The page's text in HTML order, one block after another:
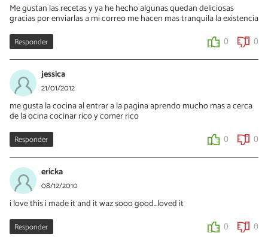
Me gustan las recetas y ya he hecho algunas quedan deliciosas
gracias por enviarlas a mi correo me hacen mas tranquila la existencia
Responder 0 0
jessica
21/01/2012
me gusta la cocina al entrar a la pagina aprendo mucho mas a cerca
de la ocina cocinar rico y comer rico
Responder 0 0
ericka
08/12/2010
i love this i made it and it waz sooo good...loved it
Responder 0 0